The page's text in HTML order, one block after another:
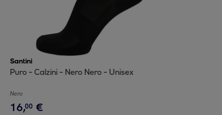
Santini
Puro - Calzini - Nero Nero - Unisex
Nero
16,00 €